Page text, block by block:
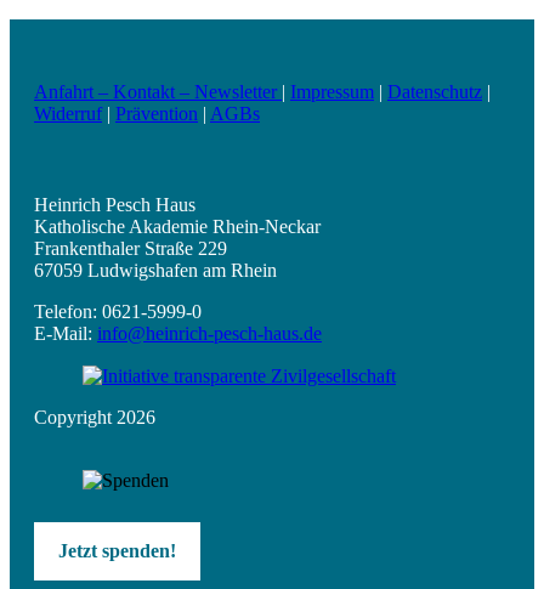
Anfahrt – Kontakt – Newsletter | Impressum | Datenschutz |
Widerruf| Prävention | AGBs
Heinrich Pesch Haus
Katholische Akademie Rhein-Neckar
Frankenthaler Straße 229
67059 Ludwigshafen am Rhein
Telefon: 0621-5999-0
E-Mail: info@heinrich-pesch-haus.de
Copyright 2026
Jetzt spenden!